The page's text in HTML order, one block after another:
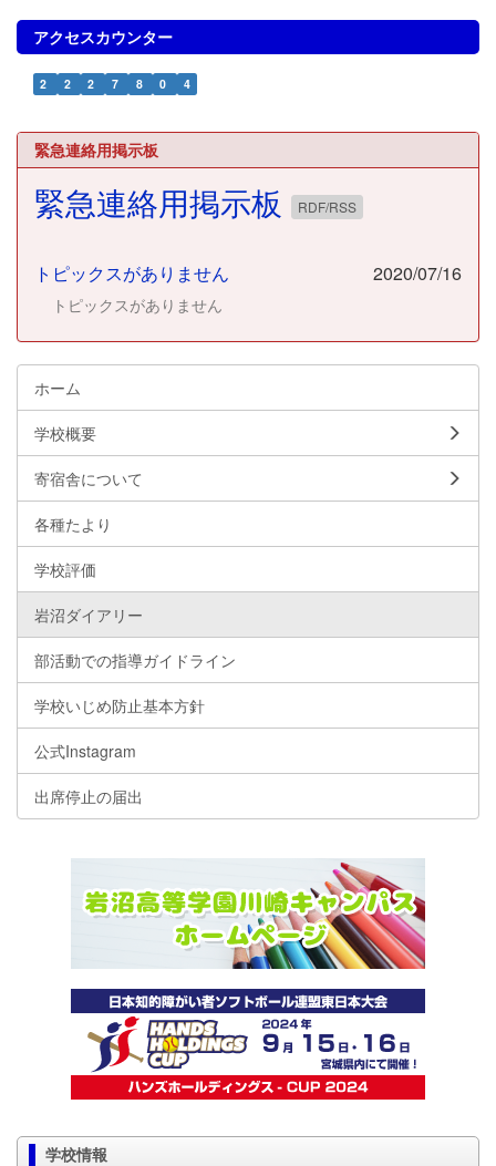
アクセスカウンター
2 2 2 7 8 0 4
緊急連絡用掲示板
緊急連絡用掲示板 RDF/RSS
トピックスがありません 2020/07/16
トピックスがありません
ホーム
学校概要
寄宿舎について
各種たより
学校評価
岩沼ダイアリー
部活動での指導ガイドライン
学校いじめ防止基本方針
公式Instagram
出席停止の届出
学校情報